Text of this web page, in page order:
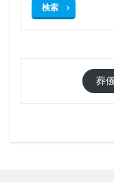
検索
葬